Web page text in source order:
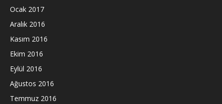
Ocak 2017
Aralık 2016
Kasım 2016
Ekim 2016
Eylül 2016
Ağustos 2016
Temmuz 2016